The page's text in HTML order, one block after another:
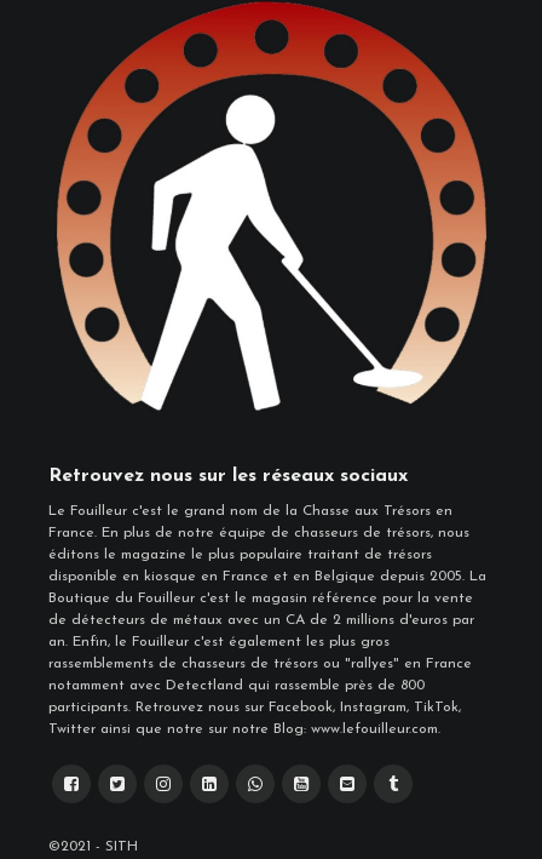
Retrouvez nous sur les réseaux sociaux
Le Fouilleur c'est le grand nom de la Chasse aux Trésors en
France. En plus de notre équipe de chasseurs de trésors, nous
éditons le magazine le plus populaire traitant de trésors
disponible en kiosque en France et en Belgique depuis 2005. La
Boutique du Fouilleur c'est le magasin référence pour la vente
de détecteurs de métaux avec un CA de 2 millions d'euros par
an. Enfin, le Fouilleur c'est également les plus gros
rassemblements de chasseurs de trésors ou "rallyes" en France
notamment avec Detectland qui rassemble près de 800
participants. Retrouvez nous sur Facebook, Instagram, TikTok,
Twitter ainsi que notre sur notre Blog: www.lefouilleur.com.
©2021 - SITH